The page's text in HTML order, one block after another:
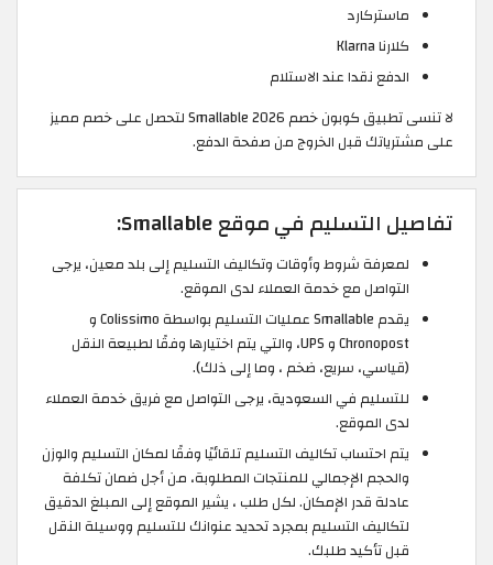
ماستركارد
كلارنا Klarna
الدفع نقدا عند الاستلام
لا تنسى تطبيق كوبون خصم Smallable 2026 لتحصل على خصم مميز
على مشترياتك قبل الخروج من صفحة الدفع.
تفاصيل التسليم في موقع Smallable:
لمعرفة شروط وأوقات وتكاليف التسليم إلى بلد معين، يرجى
التواصل مع خدمة العملاء لدى الموقع.
يقدم Smallable عمليات التسليم بواسطة Colissimo و
Chronopost و UPS، والتي يتم اختيارها وفقًا لطبيعة النقل
(قياسي، سريع، ضخم ، وما إلى ذلك).
للتسليم في السعودية، يرجى التواصل مع فريق خدمة العملاء
لدى الموقع.
يتم احتساب تكاليف التسليم تلقائيًا وفقًا لمكان التسليم والوزن
والحجم الإجمالي للمنتجات المطلوبة، من أجل ضمان تكلفة
عادلة قدر الإمكان. لكل طلب ، يشير الموقع إلى المبلغ الدقيق
لتكاليف التسليم بمجرد تحديد عنوانك للتسليم ووسيلة النقل
قبل تأكيد طلبك.